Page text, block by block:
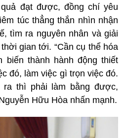
đạt được, đồng chí yêu
túc thẳng thắn nhìn nhận
tìm ra nguyên nhân và giải
gian tới. “Cần cụ thể hóa
biến thành hành động thiết
đó, làm việc gì trọn việc đó.
ra thì phải làm bằng được,
Hữu Hòa nhấn mạnh.